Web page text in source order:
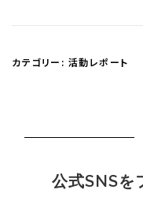
カテゴリー: 活動レポート
公式SNSを